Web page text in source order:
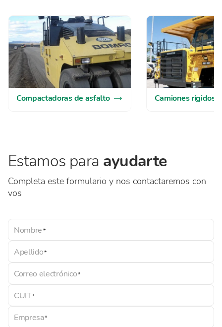
Compactadoras de asfalto Camiones rígidos
Estamos para ayudarte
Completa este formulario y nos contactaremos con
vos
Nombre
Apellido
Correo electrónico
CUIT
Empresa